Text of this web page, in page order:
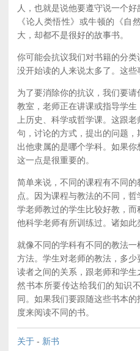
人，也就是说他要遵守说一个
《论人类悟性》或牛顿的《自
大，却都不是很好的故事书。
你可能会抗议我们对书籍的分
没开始读的人来说太多了。这些
为了要消除你的抗议，我们要
教室，老师正在讲课或指导学
上历史、科学或哲学课。这跟
句，讨论的方式，提出的问题
出他隶属的是哪个学科。如果
这一点是很重要的。
简单来说，不同的课程有不同
点。因为课程与教法的不同，
学老师教过的学生比较好教，
他科学老师有所训练过。诸如此
就像不同的学科有不同的教法
方法。学生对老师的教法，多
读者之间的关系，跟老师和学
然书本所要传达给我们的知识
同。如果我们要跟随这些书本
度来阅读不同的书。
关于 - 新书